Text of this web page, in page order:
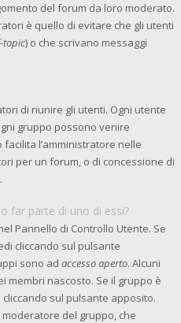
del forum da loro moderato.
è quello di evitare che gli utenti
topic) o che scrivano messaggi
di riunire gli utenti. Ogni utente
gruppo possono venire
l’amministratore nelle
per un forum, o di concessione di
far parte di uno di essi?
Pannello di Controllo Utente. Se
cliccando sul pulsante
sono ad accesso aperto. Alcuni
membri nascosto. Se il gruppo è
sul pulsante apposito.
del gruppo, che